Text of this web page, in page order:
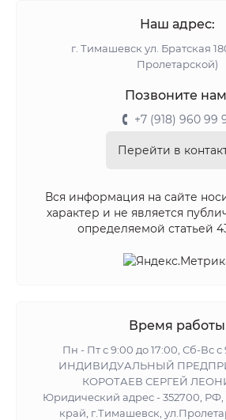
Наш адрес:
г. Тимашевск ул. Братская
Пролетарской)
Позвоните
+7 (918) 960 99
Перейти в
Вся информация на сайте
характер и не является
определяемой статьей
Время работы
Пн - Пт с 9:00 до 17:00, Сб-Вс с
ИНДИВИДУАЛЬНЫЙ
КОРОТАЕВ СЕРГЕЙ
Юридический адрес - 352700,
край, г.Тимашевск,